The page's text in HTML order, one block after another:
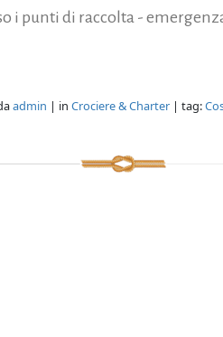
i punti di raccolta -
admin | in Crociere & Charter | tag: